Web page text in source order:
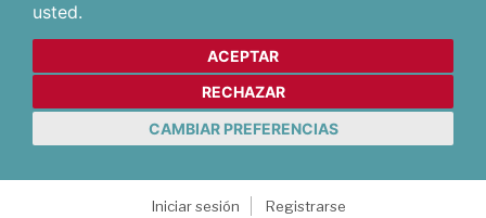
usted.
ACEPTAR
RECHAZAR
CAMBIAR PREFERENCIAS
Iniciar sesión
Registrarse